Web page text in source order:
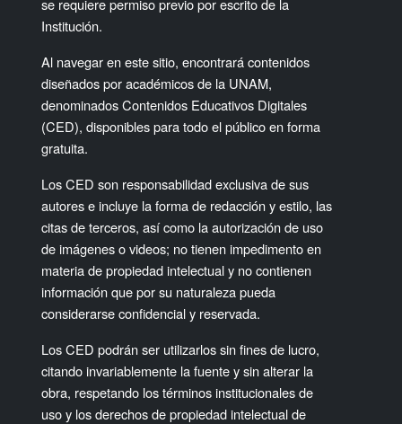
se requiere permiso previo por escrito de la
Institución.
Al navegar en este sitio, encontrará contenidos
diseñados por académicos de la UNAM,
denominados Contenidos Educativos Digitales
(CED), disponibles para todo el público en forma
gratuita.
Los CED son responsabilidad exclusiva de sus
autores e incluye la forma de redacción y estilo, las
citas de terceros, así como la autorización de uso
de imágenes o videos; no tienen impedimento en
materia de propiedad intelectual y no contienen
información que por su naturaleza pueda
considerarse confidencial y reservada.
Los CED podrán ser utilizarlos sin fines de lucro,
citando invariablemente la fuente y sin alterar la
obra, respetando los términos institucionales de
uso y los derechos de propiedad intelectual de